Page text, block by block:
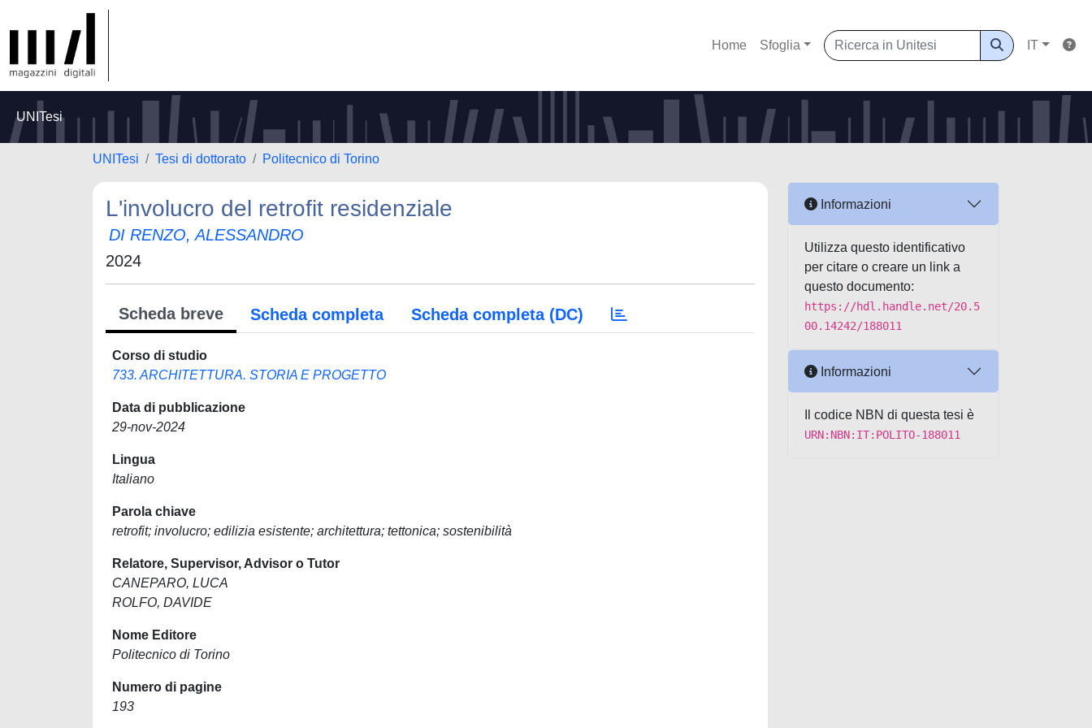
Home Sfoglia IT
UNITesi
UNITesi Tesi di dottorato Politecnico di Torino
L'involucro del retrofit residenziale
DI RENZO, ALESSANDRO
2024
Scheda breve Scheda completa Scheda completa (DC)
Corso di studio
733. ARCHITETTURA. STORIA E PROGETTO
Data di pubblicazione
29-nov-2024
Lingua
Italiano
Parola chiave
retrofit; involucro; edilizia esistente; architettura; tettonica; sostenibilità
Relatore, Supervisor, Advisor o Tutor
CANEPARO, LUCA
ROLFO, DAVIDE
Nome Editore
Politecnico di Torino
Numero di pagine
193
Informazioni
Utilizza questo identificativo
per citare o creare un link a
questo documento:
https://hdl.handle.net/20.5
00.14242/188011
Informazioni
Il codice NBN di questa tesi è
URN:NBN:IT:POLITO-188011